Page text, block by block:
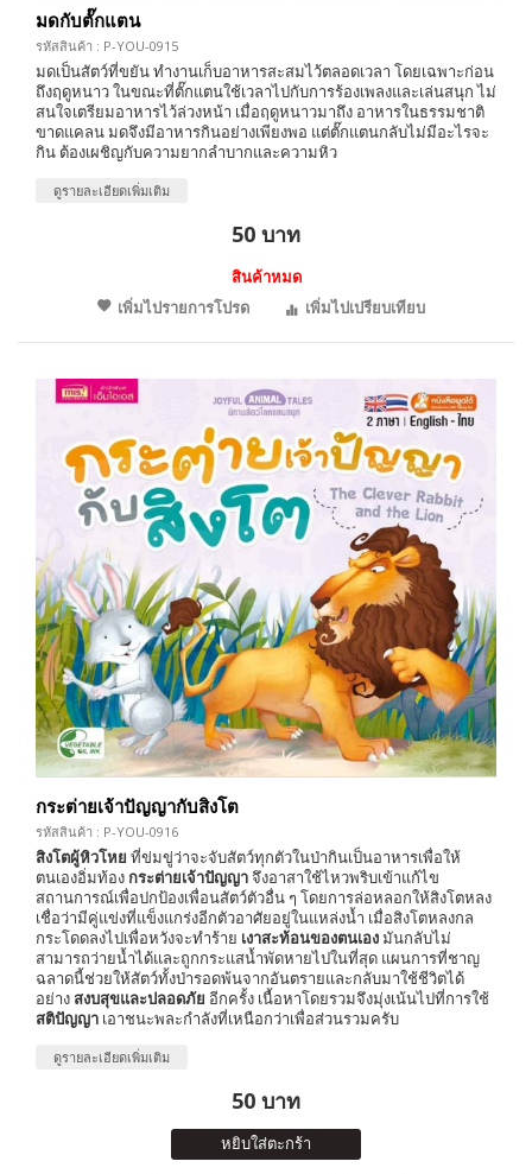
มดกับตั๊กแตน
รหัสสินค้า : P-YOU-0915
มดเป็นสัตว์ที่ขยัน ทำงานเก็บอาหารสะสมไว้ตลอดเวลา โดยเฉพาะก่อน
ถึงฤดูหนาว ในขณะที่ตั๊กแตนใช้เวลาไปกับการร้องเพลงและเล่นสนุก ไม่
สนใจเตรียมอาหารไว้ล่วงหน้า เมื่อฤดูหนาวมาถึง อาหารในธรรมชาติ
ขาดแคลน มดจึงมีอาหารกินอย่างเพียงพอ แต่ตั๊กแตนกลับไม่มีอะไรจะ
กิน ต้องเผชิญกับความยากลำบากและความหิว
ดูรายละเอียดเพิ่มเติม
50 บาท
สินค้าหมด
เพิ่มไปรายการโปรด
เพิ่มไปเปรียบเทียบ
กระต่ายเจ้าปัญญากับสิงโต
รหัสสินค้า : P-YOU-0916
สิงโตผู้หิวโหย ที่ข่มขู่ว่าจะจับสัตว์ทุกตัวในป่ากินเป็นอาหารเพื่อให้
ตนเองอิ่มท้องกระต่ายเจ้าปัญญาจึงอาสาใช้ไหวพริบเข้าแก้ไข
สถานการณ์เพื่อปกป้องเพื่อนสัตว์ตัวอื่น ๆ โดยการล่อหลอกให้สิงโตหลง
เชื่อว่ามีคู่แข่งที่แข็งแกร่งอีกตัวอาศัยอยู่ในแหล่งน้ำ เมื่อสิงโตหลงกล
กระโดดลงไปเพื่อหวังจะทำร้าย เงาสะท้อนของตนเองมันกลับไม่
สามารถว่ายน้ำได้และถูกกระแสน้ำพัดหายไปในที่สุด แผนการที่ชาญ
ฉลาดนี้ช่วยให้สัตว์ทั้งป่ารอดพ้นจากอันตรายและกลับมาใช้ชีวิตได้
อย่างสงบสุขและปลอดภัย อีกครั้ง เนื้อหาโดยรวมจึงมุ่งเน้นไปที่การใช้
สติปัญญา เอาชนะพละกำลังที่เหนือกว่าเพื่อส่วนรวมครับ
ดูรายละเอียดเพิ่มเติม
50 บาท
หยิบใส่ตะกร้า